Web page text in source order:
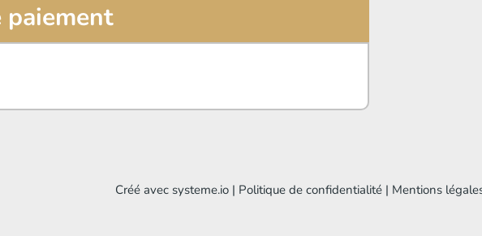
paiement
Créé avec systeme.io | Politique de confidentialité | Mentions